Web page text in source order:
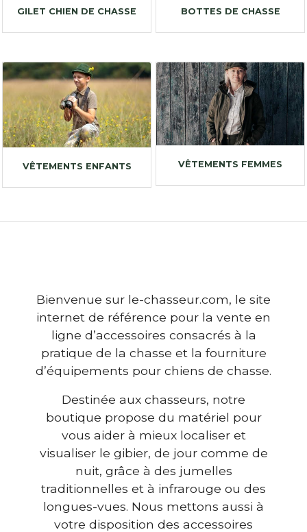
GILET CHIEN DE CHASSE BOTTES DE CHASSE
VÊTEMENTS ENFANTS VÊTEMENTS FEMMES
Bienvenue sur le-chasseur.com, le site
internet de référence pour la vente en
ligne d’accessoires consacrés à la
pratique de la chasse et la fourniture
d’équipements pour chiens de chasse.
Destinée aux chasseurs, notre
boutique propose du matériel pour
vous aider à mieux localiser et
visualiser le gibier, de jour comme de
nuit, grâce à des jumelles
traditionnelles et à infrarouge ou des
longues-vues. Nous mettons aussi à
votre disposition des accessoires